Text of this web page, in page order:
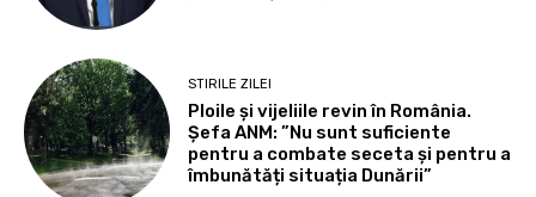
STIRILE ZILEI
Ploile și vijeliile revin în România.
Șefa ANM: ”Nu sunt suficiente
pentru a combate seceta și pentru a
îmbunătăți situația Dunării”